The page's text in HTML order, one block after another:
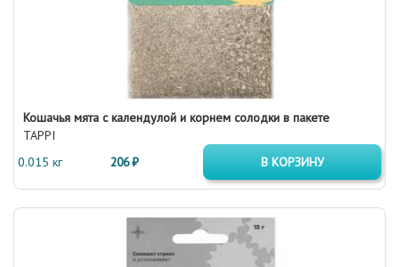
Кошачья мята с календулой и корнем солодки в пакете
TAPPI
0.015 кг
206 ₽ В КОРЗИНУ